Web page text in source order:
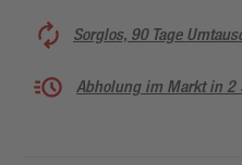
Sorglos, 90 Tage
Abholung im Markt in 2